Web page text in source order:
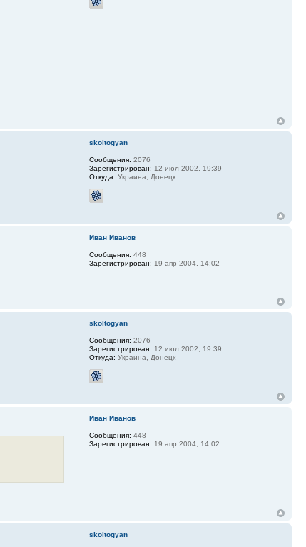
skoltogyan
Сообщения: 2076
Зарегистрирован: 12 июл 2002, 19:39
Откуда: Украина, Донецк
Иван Иванов
Сообщения: 448
Зарегистрирован: 19 апр 2004, 14:02
skoltogyan
Сообщения: 2076
Зарегистрирован: 12 июл 2002, 19:39
Откуда: Украина, Донецк
Иван Иванов
Сообщения: 448
Зарегистрирован: 19 апр 2004, 14:02
skoltogyan